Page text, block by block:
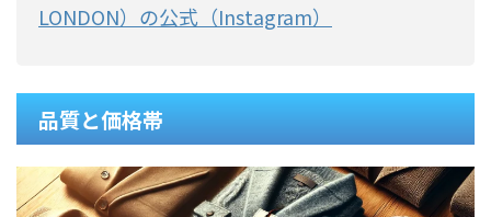
LONDON）の公式（Instagram）
品質と価格帯